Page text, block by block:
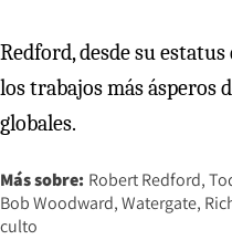
Redford, desde su
los trabajos más ásperos
globales.
Más sobre: Robert Redford
Bob Woodward Watergate
culto